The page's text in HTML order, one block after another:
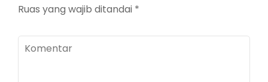
Ruas yang wajib ditandai *
Komentar